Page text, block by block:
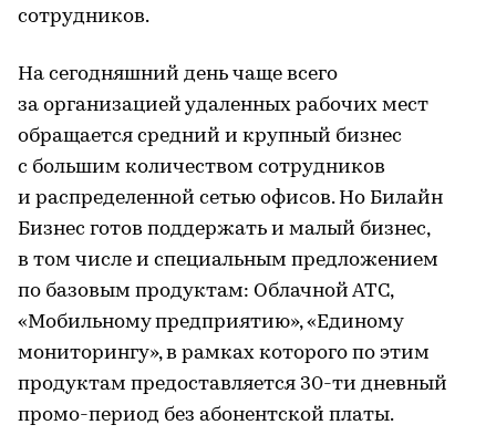
сотрудников.
На сегодняшний день чаще всего
за организацией удаленных рабочих мест
обращается средний и крупный бизнес
с большим количеством сотрудников
и распределенной сетью офисов. Но Билайн
Бизнес готов поддержать и малый бизнес,
в том числе и специальным предложением
по базовым продуктам: Облачной АТС,
«Мобильному предприятию», «Единому
мониторингу», в рамках которого по этим
продуктам предоставляется 30-ти дневный
промо-период без абонентской платы.